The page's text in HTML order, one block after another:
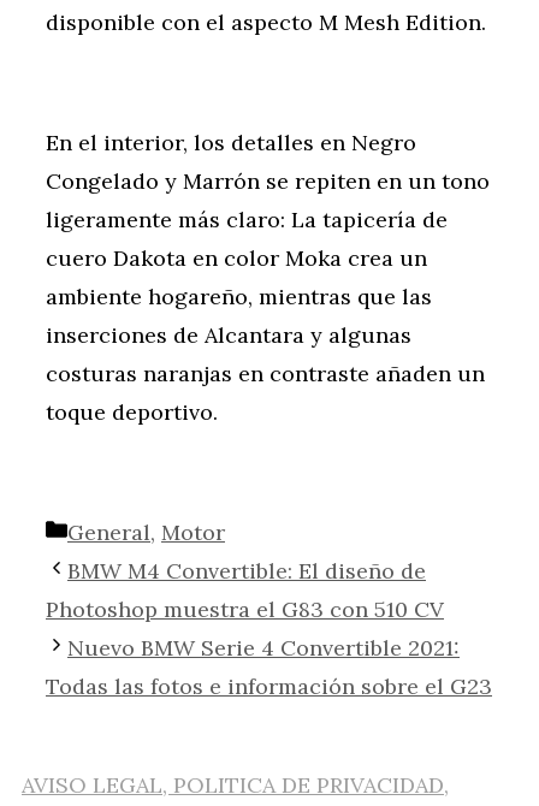
disponible con el aspecto M Mesh Edition.
En el interior, los detalles en Negro
Congelado y Marrón se repiten en un tono
ligeramente más claro: La tapicería de
cuero Dakota en color Moka crea un
ambiente hogareño, mientras que las
inserciones de Alcantara y algunas
costuras naranjas en contraste añaden un
toque deportivo.
Categorías
General, Motor
BMW M4 Convertible: El diseño de
Photoshop muestra el G83 con 510 CV
Nuevo BMW Serie 4 Convertible 2021:
Todas las fotos e información sobre el G23
AVISO LEGAL, POLITICA DE PRIVACIDAD,